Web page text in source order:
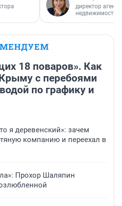
директор
недвижимости
18 поваров». Как
с перебоями
по графику и
я деревенский»: зачем
компанию и переехал в
Прохор Шаляпин